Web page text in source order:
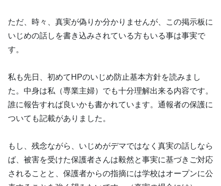
ただ、時々、真実が偽りか分かりませんが、この掲示板に
いじめの話しを書き込みされている方もいる事は事実で
す。
私も先日、初めてHPのいじめ防止基本方針を読みまし
た。中身は私（専業主婦）でも十分理解出来る内容です。
誰に報告すれば良いかも書かれています。通報者の保護に
ついても記載がありました。
もし、残念ながら、いじめがデマではなく真実の話しなら
ば、被害を受けた保護者さんは毅然と事実に基づきご対応
されることと、保護者からの指摘には学校はオープンに公